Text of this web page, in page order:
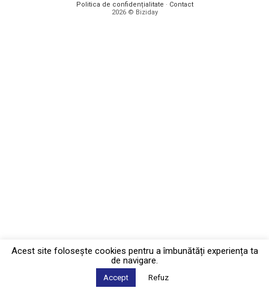
Politica de confidențialitate · Contact
2026 © Biziday
Acest site foloseşte cookies pentru a îmbunătăți experiența ta
de navigare.
Accept Refuz